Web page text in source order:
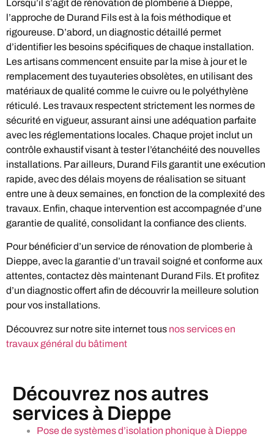
Lorsqu’il s’agit de rénovation de plomberie à Dieppe,
l’approche de Durand Fils est à la fois méthodique et
rigoureuse. D’abord, un diagnostic détaillé permet
d’identifier les besoins spécifiques de chaque installation.
Les artisans commencent ensuite par la mise à jour et le
remplacement des tuyauteries obsolètes, en utilisant des
matériaux de qualité comme le cuivre ou le polyéthylène
réticulé. Les travaux respectent strictement les normes de
sécurité en vigueur, assurant ainsi une adéquation parfaite
avec les réglementations locales. Chaque projet inclut un
contrôle exhaustif visant à tester l’étanchéité des nouvelles
installations. Par ailleurs, Durand Fils garantit une exécution
rapide, avec des délais moyens de réalisation se situant
entre une à deux semaines, en fonction de la complexité des
travaux. Enfin, chaque intervention est accompagnée d’une
garantie de qualité, consolidant la confiance des clients.
Pour bénéficier d’un service de rénovation de plomberie à
Dieppe, avec la garantie d’un travail soigné et conforme aux
attentes, contactez dès maintenant Durand Fils. Et profitez
d’un diagnostic offert afin de découvrir la meilleure solution
pour vos installations.
Découvrez sur notre site internet tous nos services en
travaux général du bâtiment
Découvrez nos autres
services à Dieppe
Pose de systèmes d’isolation phonique à Dieppe